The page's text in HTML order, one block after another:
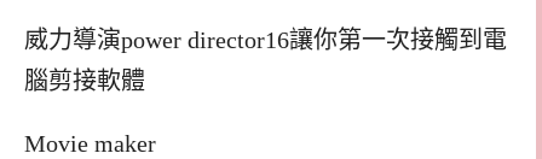
威力導演power director16讓你第一次接觸到電
腦剪接軟體
Movie maker